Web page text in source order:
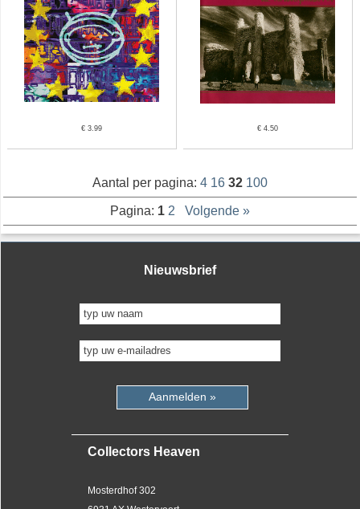
€ 3.99 € 4.50
Aantal per pagina: 4 16 32 100
Pagina: 1 2 Volgende »
Nieuwsbrief
Aanmelden »
Collectors Heaven
Mosterdhof 302